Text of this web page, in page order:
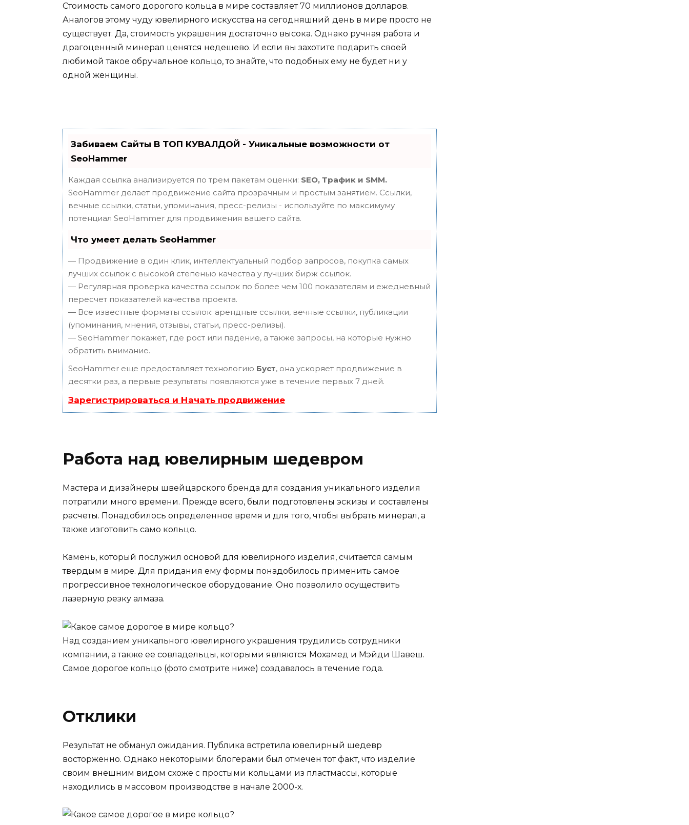
Стоимость самого дорогого кольца в мире составляет 70 миллионов долларов.
Аналогов этому чуду ювелирного искусства на сегодняшний день в мире просто не
существует. Да, стоимость украшения достаточно высока. Однако ручная работа и
драгоценный минерал ценятся недешево. И если вы захотите подарить своей
любимой такое обручальное кольцо, то знайте, что подобных ему не будет ни у
одной женщины.
Забиваем Сайты В ТОП КУВАЛДОЙ - Уникальные возможности от
SeoHammer
Каждая ссылка анализируется по трем пакетам оценки: SEO, Трафик и SMM.
SeoHammer делает продвижение сайта прозрачным и простым занятием. Ссылки,
вечные ссылки, статьи, упоминания, пресс-релизы - используйте по максимуму
потенциал SeoHammer для продвижения вашего сайта.
Что умеет делать SeoHammer
— Продвижение в один клик, интеллектуальный подбор запросов, покупка самых
лучших ссылок с высокой степенью качества у лучших бирж ссылок.
— Регулярная проверка качества ссылок по более чем 100 показателям и ежедневный
пересчет показателей качества проекта.
— Все известные форматы ссылок: арендные ссылки, вечные ссылки, публикации
(упоминания, мнения, отзывы, статьи, пресс-релизы).
— SeoHammer покажет, где рост или падение, а также запросы, на которые нужно
обратить внимание.
SeoHammer еще предоставляет технологию Буст, она ускоряет продвижение в
десятки раз, а первые результаты появляются уже в течение первых 7 дней.
Зарегистрироваться и Начать продвижение
Работа над ювелирным шедевром
Мастера и дизайнеры швейцарского бренда для создания уникального изделия
потратили много времени. Прежде всего, были подготовлены эскизы и составлены
расчеты. Понадобилось определенное время и для того, чтобы выбрать минерал, а
также изготовить само кольцо.
Камень, который послужил основой для ювелирного изделия, считается самым
твердым в мире. Для придания ему формы понадобилось применить самое
прогрессивное технологическое оборудование. Оно позволило осуществить
лазерную резку алмаза.
Над созданием уникального ювелирного украшения трудились сотрудники
компании, а также ее совладельцы, которыми являются Мохамед и Мэйди Шавеш.
Самое дорогое кольцо (фото смотрите ниже) создавалось в течение года.
Отклики
Результат не обманул ожидания. Публика встретила ювелирный шедевр
восторженно. Однако некоторыми блогерами был отмечен тот факт, что изделие
своим внешним видом схоже с простыми кольцами из пластмассы, которые
находились в массовом производстве в начале 2000-х.